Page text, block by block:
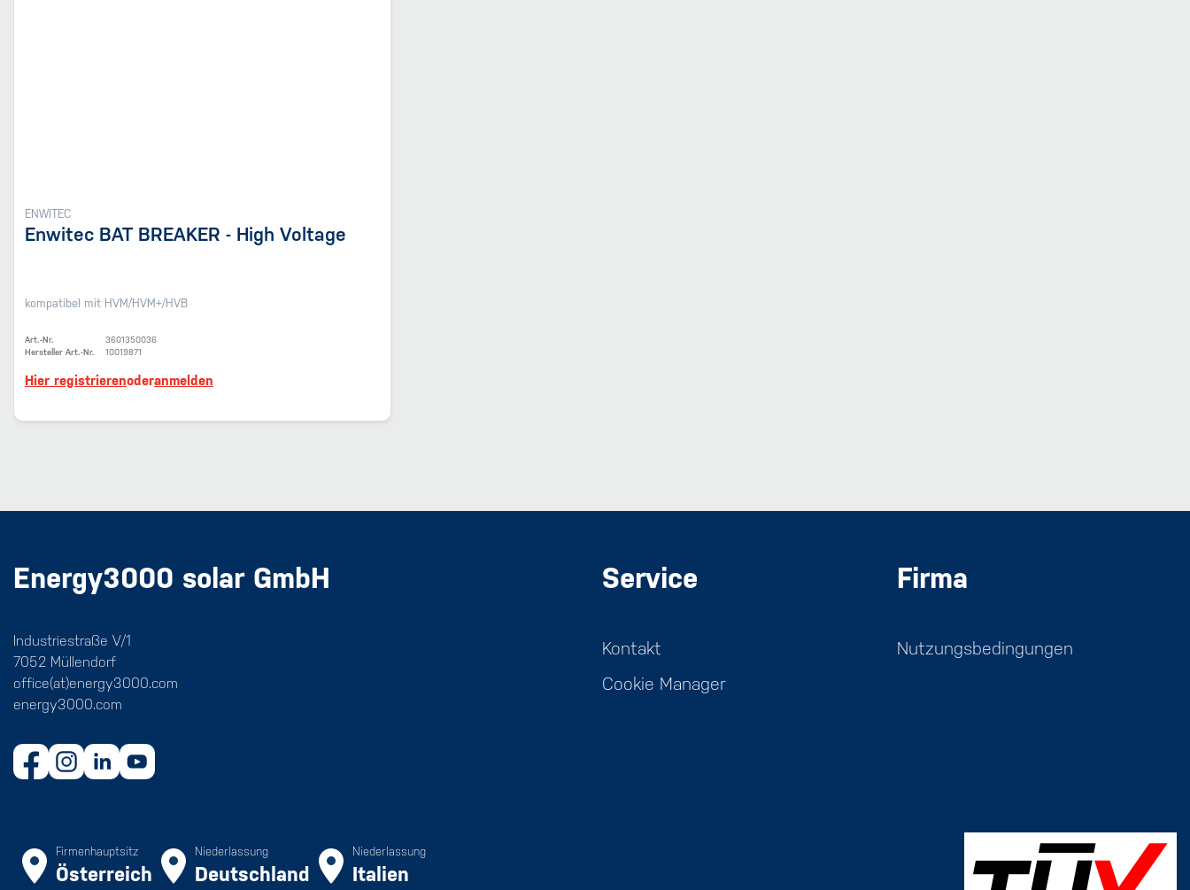
ENWITEC
Enwitec BAT BREAKER - High Voltage
kompatibel mit HVM/HVM+/HVB
Art.-Nr.
3601350036
Hersteller Art.-Nr.
10019871
Hier registrierenoderanmelden
Energy3000 solar GmbH
Industriestraße V/1
7052 Müllendorf
office(at)energy3000.com
energy3000.com
Service
Kontakt
Cookie Manager
Firma
Nutzungsbedingungen
Firmenhauptsitz
Österreich
Niederlassung
Deutschland
Niederlassung
Italien